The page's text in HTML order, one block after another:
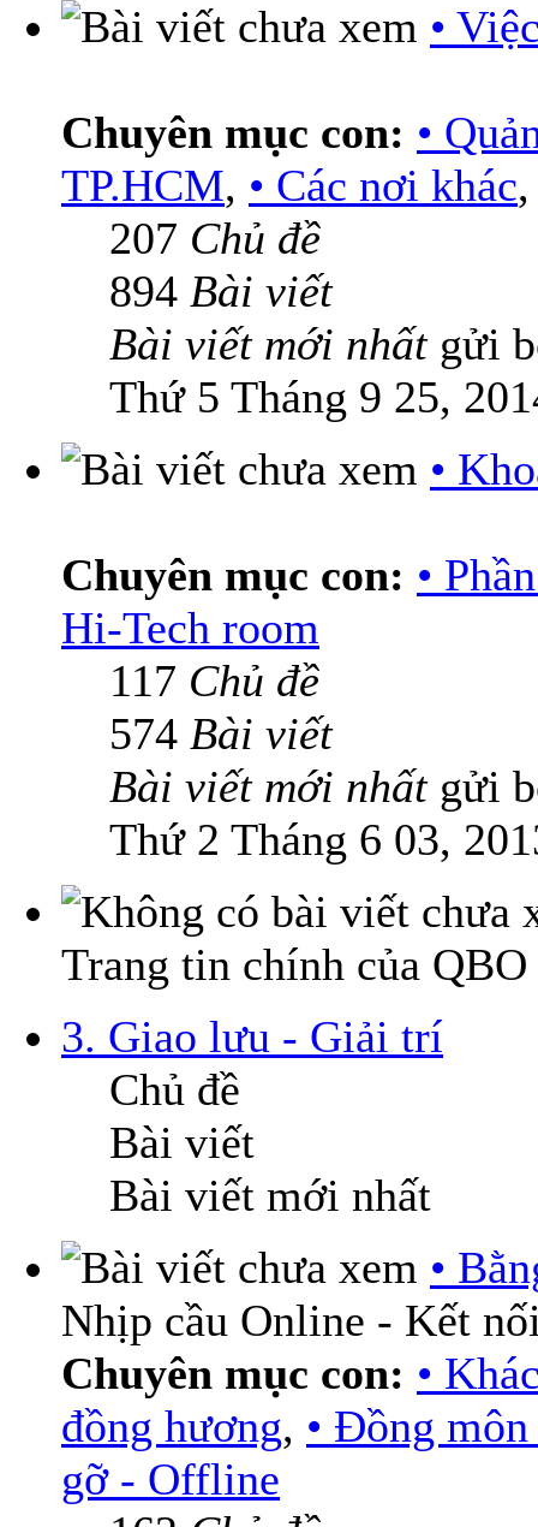
•
Chuyên mục con: •
TP.HCM, • Các nơi khác
207 Chủ đề
894 Bài viết
Bài viết mới nhấtgửi
Thứ 5 Tháng 9 25,
•
Chuyên mục con: •
Hi-Tech room
117 Chủ đề
574 Bài viết
Bài viết mới nhấtgửi
Thứ 2 Tháng 6 03,
Trang tin chính của QBO
3. Giao lưu - Giải trí
Chủ đề
Bài viết
Bài viết mới nhất
•
Nhịp cầu Online - Kết
Chuyên mục con: •
đồng hương, • Đồng
gỡ - Offline